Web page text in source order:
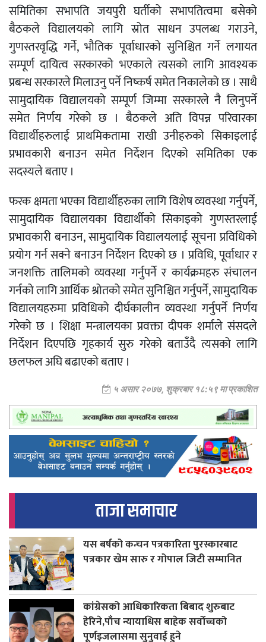
समितिका सभापति जयपुरी घर्तीको सभापतित्वमा बसेको
बैठकले विद्यालयको लागि स्रोत साधन उपलब्ध गराउने,
गुणस्तरवृद्धि गर्ने, भौतिक पूर्वाधारको सुनिश्चित गर्ने लगायत
सम्पूर्ण दायित्व सरकारको भएकाले त्यसको लागि आवश्यक
प्रबन्ध सरकारले मिलाउनु पर्ने निष्कर्ष समेत निकालेको छ । साथै
सामुदायिक विद्यालयको सम्पूर्ण जिम्मा सरकारले नै लिनुपर्ने
समेत निर्णय गरेको छ । बैठकले अति विपन्न परिवारका
विद्यार्थीहरुलाई प्राथमिकतामा राखी उनीहरुको सिकाइलाई
प्रभावकारी बनाउन समेत निर्देशन दिएको समितिका एक
सदस्यले बताए ।
फरक क्षमता भएका विद्यार्थीहरुका लागि विशेष व्यवस्था गर्नुपर्ने,
सामुदायिक विद्यालयका विद्यार्थीको सिकाइको गुणस्तरलाई
प्रभावकारी बनाउन, सामुदायिक विद्यालयलाई सूचना प्रविधिको
प्रयोग गर्न सक्ने बनाउन निर्देशन दिएको छ । प्रविधि, पूर्वाधार र
जनशक्ति तालिमको व्यवस्था गर्नुपर्ने र कार्यक्रमहरु संचालन
गर्नको लागि आर्थिक श्रोतको समेत सुनिश्चित गर्नुपर्ने, सामुदायिक
विद्यालयहरुमा प्रविधिको दीर्घकालीन व्यवस्था गर्नुपर्ने निर्णय
गरेको छ । शिक्षा मन्त्रालयका प्रवक्ता दीपक शर्माले संसदले
निर्देशन दिएपछि गृहकार्य सुरु गरेको बताउँदै त्यसको लागि
छलफल अघि बढाएको बताए ।
५ असार २०७७, शुक्रबार १८:५९ मा प्रकाशित
ताजा समाचार
यस बर्षको कन्चन पत्रकारिता पुरस्कारबाट
पत्रकार खेम सारु र गोपाल जिटी सम्मानित
कांग्रेसको आधिकारिकता बिबाद शुरुबाट
हेरिने,पाँच न्यायाधिस बाहेक सर्वोच्चको
पूर्णइजलासमा सुनुवाई हुने